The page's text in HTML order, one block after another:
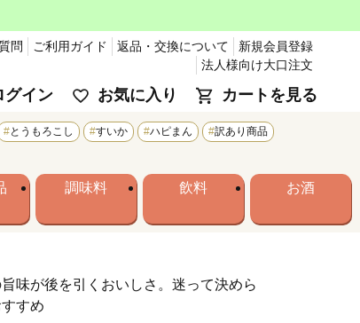
問 ご利用ガイド 返品・交換について
新規会員登録
法人様向け大口注文
グイン お気に入り カートを見る
とうもろこし すいか ハピまん
訳あり商品
調味料 飲料 お酒
味が後を引くおいしさ。迷って決めら
すめ